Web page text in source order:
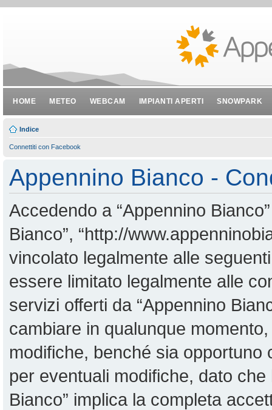
HOME METEO WEBCAM IMPIANTI APERTI SNOWPARK
Indice
Connettiti con Facebook
Appennino Bianco -
Accedendo a “Appennino
Bianco”, “http://
vincolato legalmente alle
essere limitato legalmente alle
servizi offerti da “Appennino
cambiare in qualunque
modifiche, benché sia
per eventuali modifiche, dato che
Bianco” implica la completa